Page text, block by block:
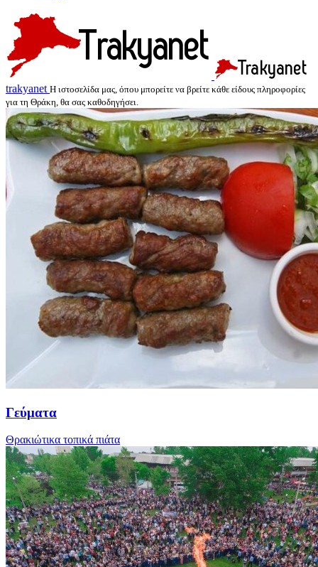
trakyanet Η ιστοσελίδα μας, όπου μπορείτε να βρείτε κάθε είδους πληροφορίες
για τη Θράκη, θα σας καθοδηγήσει.
Γεύματα
Θρακιώτικα τοπικά πιάτα